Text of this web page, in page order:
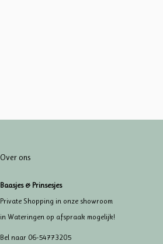
Over ons
Baasjes & Prinsesjes
Private Shopping in onze showroom
in Wateringen op afspraak mogelijk!
Bel naar 06-54773205